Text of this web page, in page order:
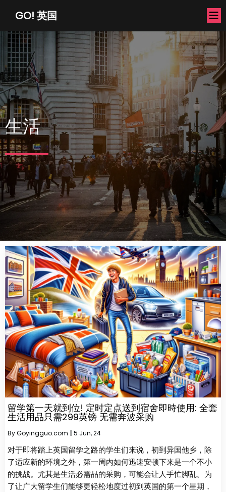
GO! 英国
生活
留学第一天就到位! 定时定点送到宿舍即時使用: 全套
生活用品只需299英镑 无需奔波采购
ByGoyingguo.com 5 Jun, 24
对于即将踏上英国留学之路的学生们来说，初到异国他乡，除
了适应新的环境之外，第一周内如何迅速安顿下来是一个不小
的挑战。尤其是生活必需品的采购，可能会让人手忙脚乱。为
了让广大留学生们能够更轻松地度过初到英国的第一个星期，